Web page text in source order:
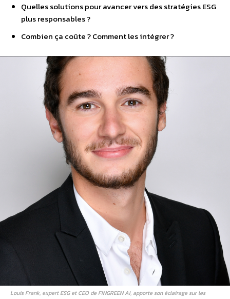
Quelles solutions pour avancer vers des stratégies ESG
plus responsables ?
Combien ça coûte ? Comment les intégrer ?
Louis Frank, expert ESG et CEO de FINGREEN AI, apporte son éclairage sur les